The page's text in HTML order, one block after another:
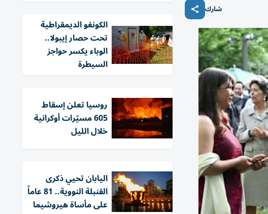
شارك
الكونغو الديمقراطية
تحت حصار إيبولا..
الوباء يكسر حواجز
السيطرة
روسيا تعلن إسقاط
605 مسيّرات أوكرانية
خلال الليل
اليابان تحيي ذكرى
القنبلة النووية.. 81 عاماً
على مأساة هيروشيما